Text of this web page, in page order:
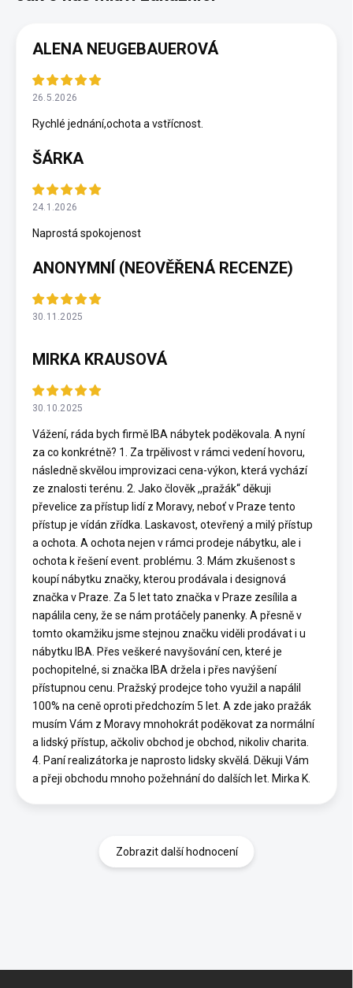
ALENA NEUGEBAUEROVÁ
26.5.2026
Rychlé jednání,ochota a vstřícnost.
ŠÁRKA
24.1.2026
Naprostá spokojenost
ANONYMNÍ (NEOVĚŘENÁ RECENZE)
30.11.2025
MIRKA KRAUSOVÁ
30.10.2025
Vážení, ráda bych firmě IBA nábytek poděkovala. A nyní
za co konkrétně? 1. Za trpělivost v rámci vedení hovoru,
následně skvělou improvizaci cena-výkon, která vychází
ze znalosti terénu. 2. Jako člověk ,,pražák“ děkuji
převelice za přístup lidí z Moravy, neboť v Praze tento
přístup je vídán zřídka. Laskavost, otevřený a milý přístup
a ochota. A ochota nejen v rámci prodeje nábytku, ale i
ochota k řešení event. problému. 3. Mám zkušenost s
koupí nábytku značky, kterou prodávala i designová
značka v Praze. Za 5 let tato značka v Praze zesílila a
napálila ceny, že se nám protáčely panenky. A přesně v
tomto okamžiku jsme stejnou značku viděli prodávat i u
nábytku IBA. Přes veškeré navyšování cen, které je
pochopitelné, si značka IBA držela i přes navýšení
přístupnou cenu. Pražský prodejce toho využil a napálil
100% na ceně oproti předchozím 5 let. A zde jako pražák
musím Vám z Moravy mnohokrát poděkovat za normální
a lidský přístup, ačkoliv obchod je obchod, nikoliv charita.
4. Paní realizátorka je naprosto lidsky skvělá. Děkuji Vám
a přeji obchodu mnoho požehnání do dalších let. Mirka K.
Zobrazit další hodnocení